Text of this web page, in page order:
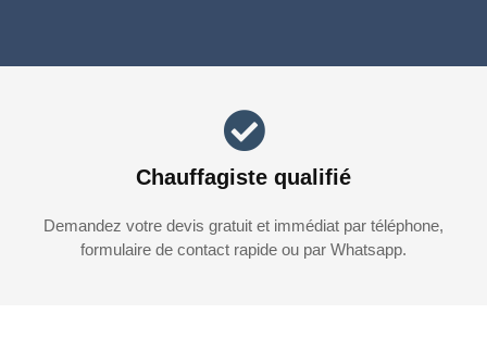
Chauffagiste qualifié
Demandez votre devis gratuit et immédiat par téléphone,
formulaire de contact rapide ou par Whatsapp.